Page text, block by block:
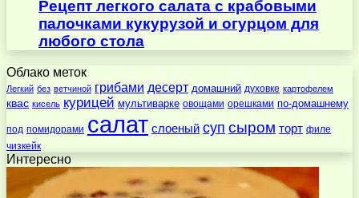
Рецепт легкого салата с крабовыми
палочками кукурузой и огурцом для
любого стола
Облако меток
Легкий без ветчиной грибами десерт домашний духовке картофелем
квас кисель курицей мультиварке овощами орешками по-домашнему
под помидорами салат слоеный суп сыром торт филе
чизкейк
Интересно